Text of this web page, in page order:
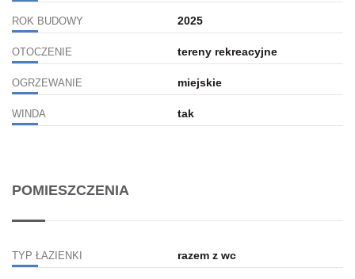
ROK BUDOWY 2025
OTOCZENIE tereny rekreacyjne
OGRZEWANIE miejskie
WINDA tak
POMIESZCZENIA
TYP ŁAZIENKI razem z wc